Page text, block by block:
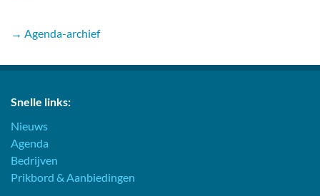
→ Agenda-archief
Snelle links:
Nieuws
Agenda
Bedrijven
Prikbord & Aanbiedingen